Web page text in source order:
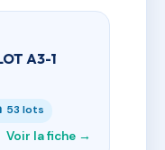
A3-1
53 lots
Voir la fiche →